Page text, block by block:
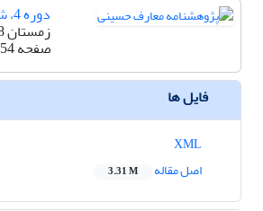
دوره 4، شماره 16
زمستان 1398
صفحه
فایل ها
اصل مقاله
3.31 M